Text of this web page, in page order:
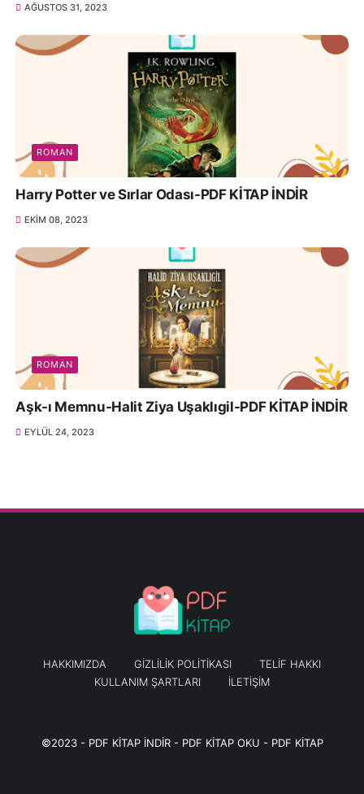
AĞUSTOS 31, 2023
ROMAN
Harry Potter ve Sırlar Odası-PDF KİTAP İNDİR
EKIM 08, 2023
ROMAN
Aşk-ı Memnu-Halit Ziya Uşaklıgil-PDF KİTAP İNDİR
EYLÜL 24, 2023
HAKKIMIZDA GIZLILIK POLITIKASI
TELIF HAKKI
KULLANIM ŞARTLARI
İLETIŞIM
©2023 - PDF KİTAP İNDİR - PDF KİTAP OKU - PDF KİTAP